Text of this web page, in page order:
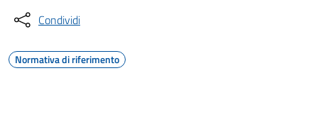
Condividi
Normativa di riferimento